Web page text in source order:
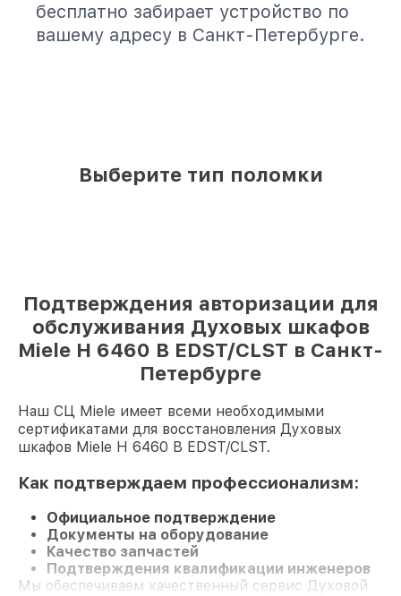
бесплатно забирает устройство по
вашему адресу в Санкт-Петербурге.
Выберите тип поломки
Подтверждения авторизации для
обслуживания Духовых шкафов
Miele H 6460 B EDST/CLST в Санкт-
Петербурге
Наш СЦ Miele имеет всеми необходимыми
сертификатами для восстановления Духовых
шкафов Miele H 6460 B EDST/CLST.
Как подтверждаем профессионализм:
Официальное подтверждение
Документы на оборудование
Качество запчастей
Подтверждения квалификации инженеров
Мы обеспечиваем качественный сервис Духовой